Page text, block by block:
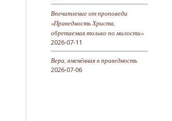
Впечатление от проповеди
«Праведность Христа,
обретаемая только по милости»
2026-07-11
Вера, вменённая в праведность
2026-07-06